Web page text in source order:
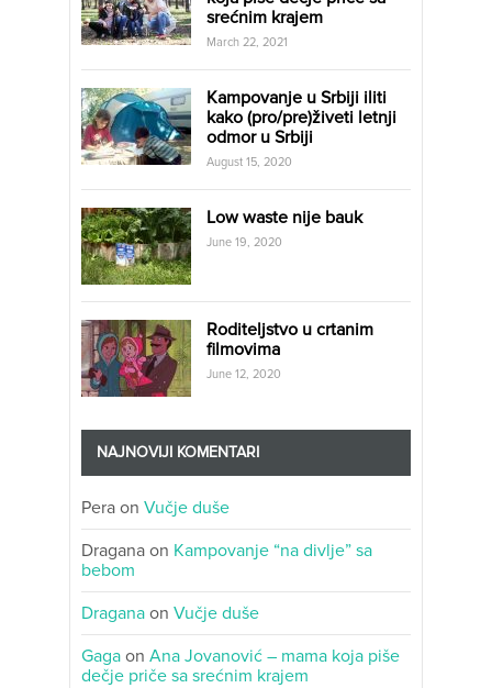
srećnim krajem
March 22, 2021
Kampovanje u Srbiji iliti
kako (pro/pre)živeti letnji
odmor u Srbiji
August 15, 2020
Low waste nije bauk
June 19, 2020
Roditeljstvo u crtanim
filmovima
June 12, 2020
NAJNOVIJI KOMENTARI
Pera on Vučje duše
Dragana on Kampovanje “na divlje” sa
bebom
Dragana on Vučje duše
Gaga on Ana Jovanović – mama koja piše
dečje priče sa srećnim krajem